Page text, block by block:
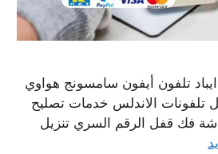
تلفون أيفون سامسونج هواوي
تلفونات الاندلس خدمات تصليح
فك قفل الرقم السري تنزيل